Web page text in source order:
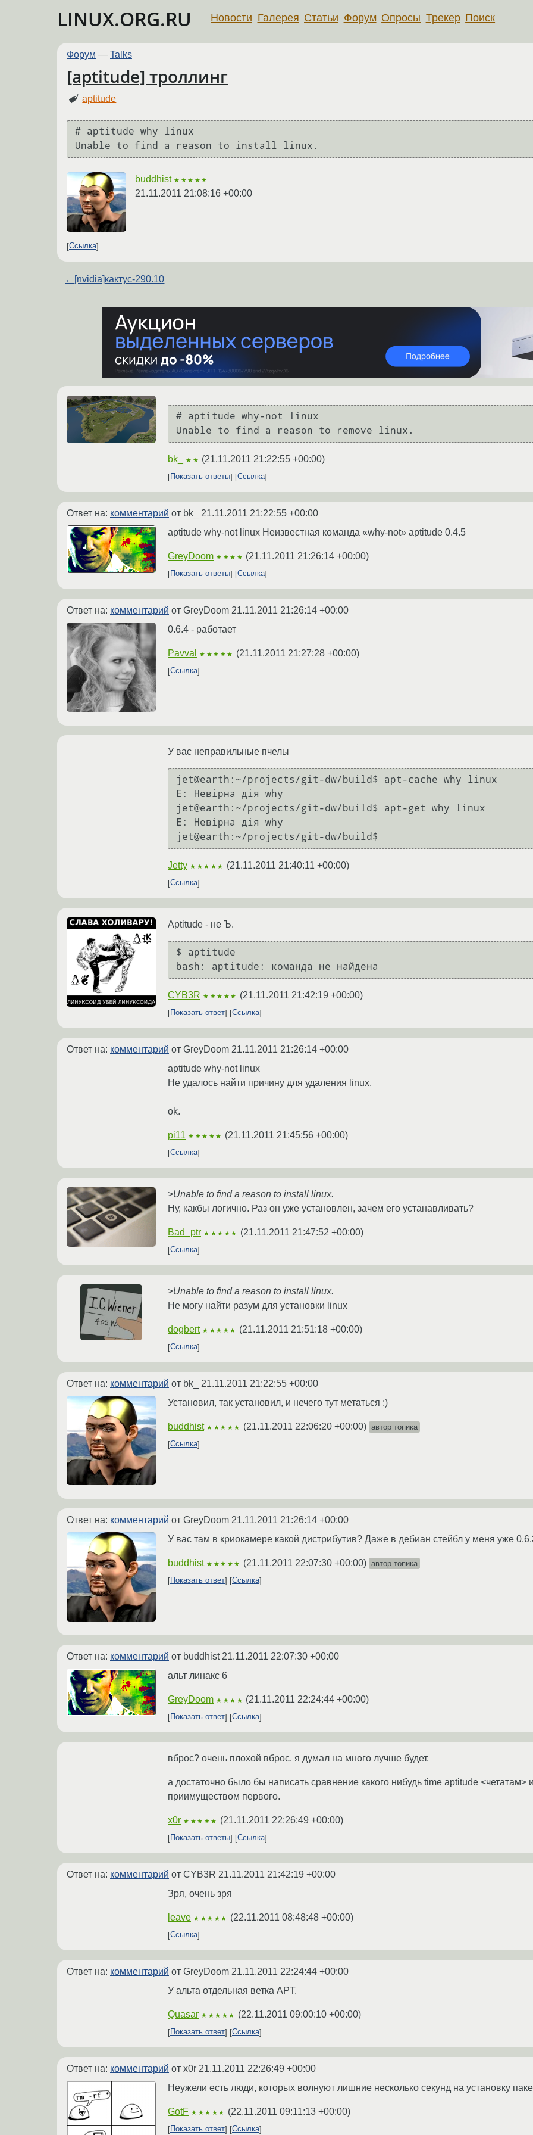
LINUX.ORG.RU Новости Галерея Статьи Форум Опросы Трекер Поиск
Форум — Talks
[aptitude] троллинг
aptitude
# aptitude why linux
buddhist ★★★★★
21.11.2011 21:08:16 +00:00
Ссылка
← [nvidia]кактус-290.10
# aptitude why-not linux
bk_ ★★ (21.11.2011 21:22:55 +00:00)
Показать ответы Ссылка
Ответ на: комментарий от bk_ 21.11.2011 21:22:55 +00:00
aptitude why-not linux Неизвестная команда «why-not» aptitude 0.4.5
GreyDoom ★★★★ (21.11.2011 21:26:14 +00:00)
Показать ответы Ссылка
Ответ на: комментарий от GreyDoom 21.11.2011 21:26:14 +00:00
0.6.4 - работает
Pavval ★★★★★ (21.11.2011 21:27:28 +00:00)
Ссылка
У вас неправильные пчелы
jet@earth:~/projects/git-dw/build$ apt-cache why linux
E: Невірна дія why
jet@earth:~/projects/git-dw/build$ apt-get why linux
E: Невірна дія why
jet@earth:~/projects/git-dw/build$
Jetty ★★★★★ (21.11.2011 21:40:11 +00:00)
Ссылка
Aptitude - не Ъ.
$ aptitude
CYB3R ★★★★★ (21.11.2011 21:42:19 +00:00)
Показать ответ Ссылка
Ответ на: комментарий от GreyDoom 21.11.2011 21:26:14 +00:00
aptitude why-not linux
Не удалось найти причину для удаления linux.
ok.
pi11 ★★★★★ (21.11.2011 21:45:56 +00:00)
Ссылка
>Unable to find a reason to install linux.
Ну, какбы логично. Раз он уже установлен, зачем его устанавливать?
Bad_ptr ★★★★★ (21.11.2011 21:47:52 +00:00)
Ссылка
>Unable to find a reason to install linux.
Не могу найти разум для установки linux
dogbert ★★★★★ (21.11.2011 21:51:18 +00:00)
Ссылка
Ответ на: комментарий от bk_ 21.11.2011 21:22:55 +00:00
Установил, так установил, и нечего тут метаться :)
buddhist ★★★★★ (21.11.2011 22:06:20 +00:00) автор топика
Ссылка
Ответ на: комментарий от GreyDoom 21.11.2011 21:26:14 +00:00
У вас там в криокамере какой дистрибутив? Даже в дебиан стейбл у меня уже
buddhist ★★★★★ (21.11.2011 22:07:30 +00:00) автор топика
Показать ответ
Ссылка
Ответ на: комментарий от buddhist 21.11.2011 22:07:30 +00:00
альт линакс 6
GreyDoom ★★★★ (21.11.2011 22:24:44 +00:00)
Показать ответ Ссылка
вброс? очень плохой вброс. я думал на много лучше будет.
а достаточно было бы написать сравнение какого нибудь time aptitude
приимуществом первого.
x0r ★★★★★ (21.11.2011 22:26:49 +00:00)
Показать ответы Ссылка
Ответ на: комментарий от CYB3R 21.11.2011 21:42:19 +00:00
Зря, очень зря
leave ★★★★★ (22.11.2011 08:48:48 +00:00)
Ссылка
Ответ на: комментарий от GreyDoom 21.11.2011 22:24:44 +00:00
У альта отдельная ветка APT.
Quasar ★★★★★ (22.11.2011 09:00:10 +00:00)
Показать ответ Ссылка
Ответ на: комментарий от x0r 21.11.2011 22:26:49 +00:00
Неужели есть люди, которых волнуют лишние несколько секунд на установку
GotF ★★★★★ (22.11.2011 09:11:13 +00:00)
Показать ответ Ссылка